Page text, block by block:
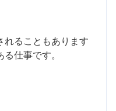
れることもあります
仕事です。